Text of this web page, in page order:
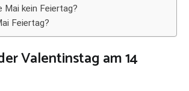
Mai kein Feiertag?
Feiertag?
Valentinstag am 14